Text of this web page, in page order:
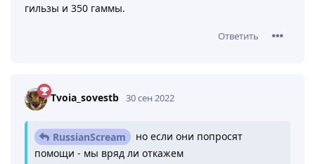
гильзы и 350 гаммы.
Ответить
Tvoia_sovestb 30 сен 2022
RussianScream
но если они попросят
помощи - мы вряд ли откажем